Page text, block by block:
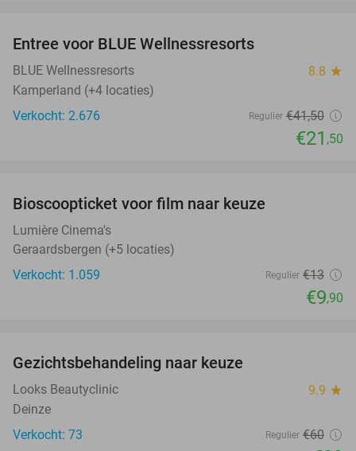
Entree voor BLUE Wellnessresorts
BLUE Wellnessresorts 8.8 star
Kamperland (+4 locaties)
Verkocht: 2.676
Regulier €41,50
€21 ,50
Bioscoopticket voor film naar keuze
Lumière Cinema's
Geraardsbergen (+5 locaties)
Verkocht: 1.059
Regulier €13
€9,90
Gezichtsbehandeling naar keuze
Looks Beautyclinic 9.9 star
Deinze
Verkocht: 73
Regulier €60